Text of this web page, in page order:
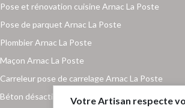
Pose et rénovation cuisine Arnac La Poste
Pose de parquet Arnac La Poste
Plombier Arnac La Poste
Maçon Arnac La Poste
Carreleur pose de carrelage Arnac La Poste
Béton désactivé Arnac La PosteVotre Artisan respecte